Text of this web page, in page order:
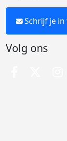
Schrijf je
Volg ons